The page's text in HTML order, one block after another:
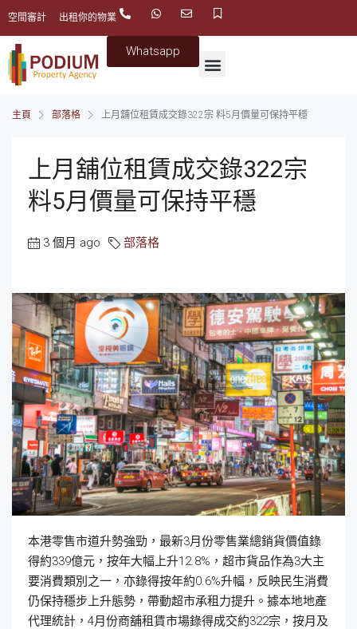
空間審計 出租你的物業
Whatsapp
主頁 部落格 上月舖位租賃成交錄322宗 料5月價量可保持平穩
上月舖位租賃成交錄322宗
料5月價量可保持平穩
3 個月 ago 部落格
本港零售市道升勢強勁，最新3月份零售業總銷貨價值錄
得約339億元，按年大幅上升12.8%，超市貨品作為3大主
要消費類別之一，亦錄得按年約0.6%升幅，反映民生消費
仍保持穩步上升態勢，帶動超市承租力提升。據本地地產
代理統計，4月份商舖租賃市場錄得成交約322宗，按月及